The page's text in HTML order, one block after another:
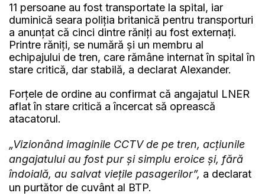
11 persoane au fost transportate la spital, iar
duminică seara poliția britanică pentru transporturi
a anunțat că cinci dintre răniți au fost externați.
Printre răniți, se numără și un membru al
echipajului de tren, care rămâne internat în spital în
stare critică, dar stabilă, a declarat Alexander.
Forțele de ordine au confirmat că angajatul LNER
aflat în stare critică a încercat să oprească
atacatorul.
„Vizionând imaginile CCTV de pe tren, acțiunile
angajatului au fost pur și simplu eroice și, fără
îndoială, au salvat viețile pasagerilor”, a declarat
un purtător de cuvânt al BTP.